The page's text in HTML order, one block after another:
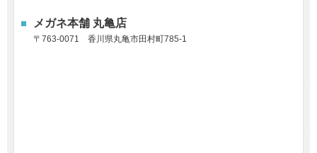
メガネ本舗 丸亀店
〒763-0071 香川県丸亀市田村町785-1